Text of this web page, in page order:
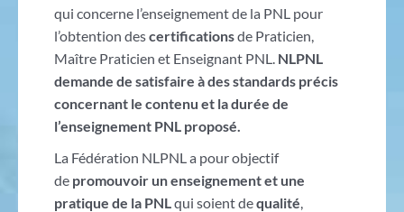
qui concerne l’enseignement de la PNL pour
l’obtention descertificationsde Praticien,
Maître Praticien et Enseignant PNL.NLPNL
demande de satisfaire à des standards précis
concernant le contenu et la durée de
l’enseignement PNL proposé.
La Fédération NLPNL a pour objectif
de promouvoir un enseignement et une
pratique de la PNLqui soient dequalité,